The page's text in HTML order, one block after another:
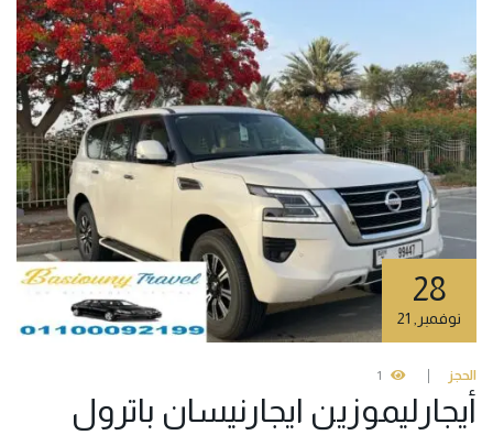
28
نوفمبر
الحجز 1
أيجارليموزين ايجارنيسان باترول